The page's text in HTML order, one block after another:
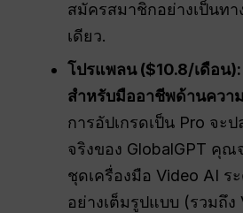
สมัครสมาชิกอย่างเป็นทา
เดียว.
โปรแพลน ($10.8/เดือน):
สำหรับมืออาชีพด้านควา
การอัปเกรดเป็น Pro จะ
จริงของ GlobalGPT คุณ
ชุดเครื่องมือ Video AI ร
อย่างเต็มรูปแบบ (รวมถึง